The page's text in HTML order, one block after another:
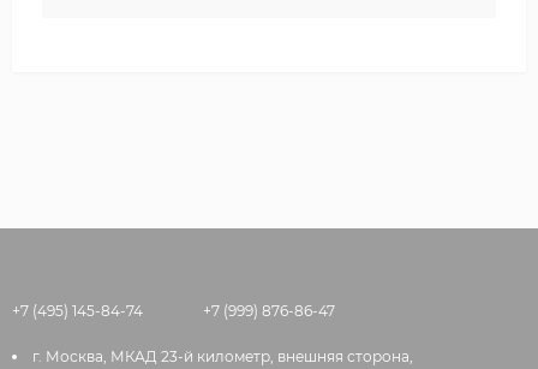
+7 (495) 145-84-74 +7 (999) 876-86-47
г. Москва, МКАД 23-й километр, внешняя сторона,